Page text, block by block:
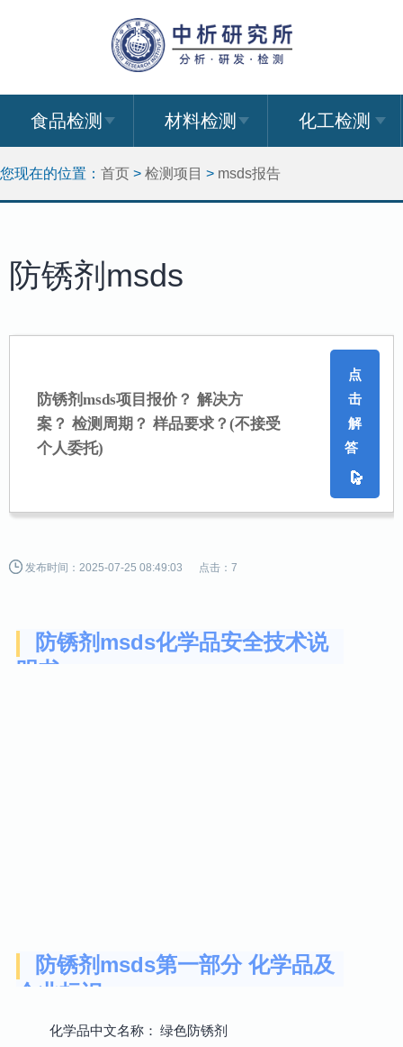
食品检测 材料检测 化工检测
您现在的位置： 首页 > 检测项目 > msds报告
防锈剂msds
防锈剂msds项目报价？ 解决方
案？ 检测周期？ 样品要求？ (不接受
个人委托)
点
击
解
答
发布时间：2025-07-25 08:49:03 点击：7
防锈剂msds化学品安全技术说
明书
防锈剂msds第一部分 化学品及
企业标识
化学品中文名称： 绿色防锈剂